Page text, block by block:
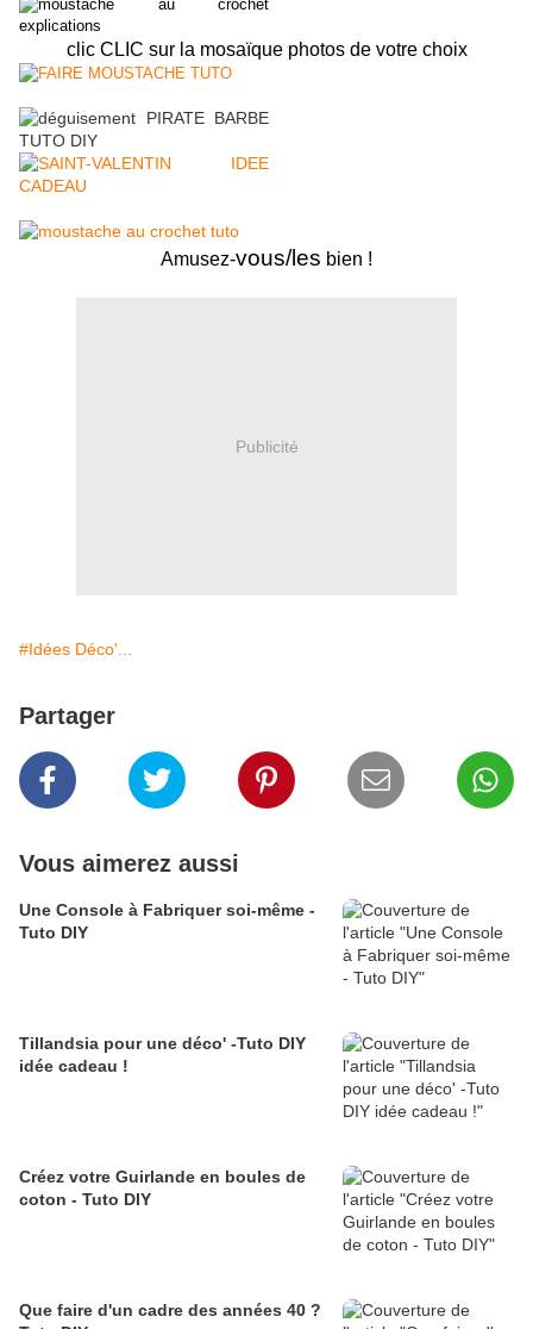
clic CLIC sur la mosaïque photos de votre choix
Amusez-vous/les bien !
Publicité
#Idées Déco'...
Partager
Vous aimerez aussi
Une Console à Fabriquer soi-même -
Tuto DIY
Tillandsia pour une déco' -Tuto DIY
idée cadeau !
Créez votre Guirlande en boules de
coton - Tuto DIY
Que faire d'un cadre des années 40 ?